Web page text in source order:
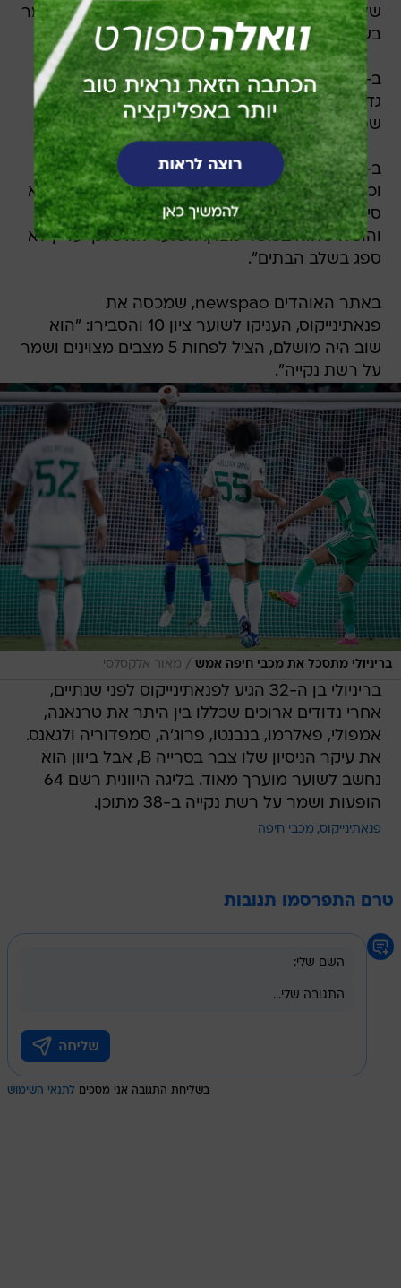
שלושת הראשים של אל השאול האדס, שהיה השומר
בשער הממלכה שלו.
ב-SDNA הוסיפו: "בריניולי המדהים רשם הופעה
גדולה. השוער האיטלקי הכריז על נוכחות בכל פעם
שפנאתינייקוס הייתה זקוקה לו".
ב-sport-fm בחרו בשוער האיטלקי לאיש המשחק
וכתבו: "בריניולי השאיר את מכבי חיפה על אפס. הוא
סיפק כמה הצלות חשובות - עם הידיים והרגליים -
והוכיח שהוא בכושר מצוין. השוער האיטלקי עדיין לא
ספג בשלב הבתים".
באתר האוהדים newspao, שמכסה את
פנאתינייקוס, העניקו לשוער ציון 10 והסבירו: "הוא
שוב היה מושלם, הציל לפחות 5 מצבים מצוינים ושמר
על רשת נקייה".
בריניולי מתסכל את מכבי חיפה אמש / מאור אלקסלסי
בריניולי בן ה-32 הגיע לפנאתינייקוס לפני שנתיים,
אחרי נדודים ארוכים שכללו בין היתר את טרנאנה,
אמפולי, פאלרמו, בנבנטו, פרוג'ה, סמפדוריה ולגאנס.
את עיקר הניסיון שלו צבר בסרייה B, אבל ביוון הוא
נחשב לשוער מוערך מאוד. בליגה היוונית רשם 64
הופעות ושמר על רשת נקייה ב-38 מתוכן.
פנאתינייקוס מכבי חיפה
טרם התפרסמו תגובות
בשליחת התגובה אני מסכים לתנאי השימוש